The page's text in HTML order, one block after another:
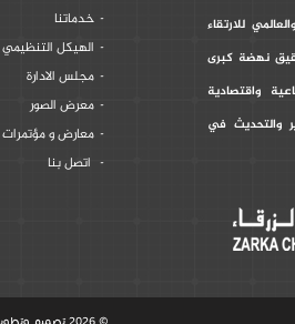
للارتقاء
نهضة كبرى
واقتصادية
والتحديث في
خدماتنا
الهيكل التنظيمي
مجلس الادارة
معرض الصور
معارض و مؤتمرات
اتصل بنا